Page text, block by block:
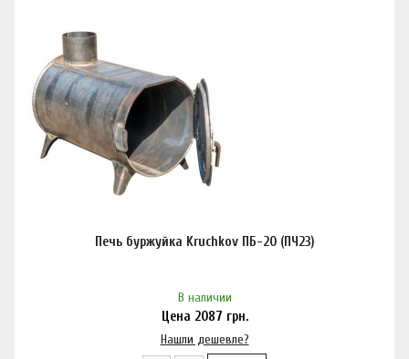
Печь буржуйка Kruchkov ПБ-20 (ПЧ23)
В наличии
Цена 2087 грн.
Нашли дешевле?